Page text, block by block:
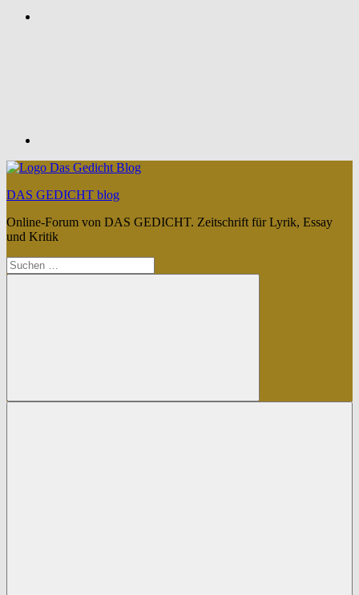
DAS GEDICHT blog
Online-Forum von DAS GEDICHT. Zeitschrift für Lyrik, Essay
und Kritik
Suchen
nach:
Suchen